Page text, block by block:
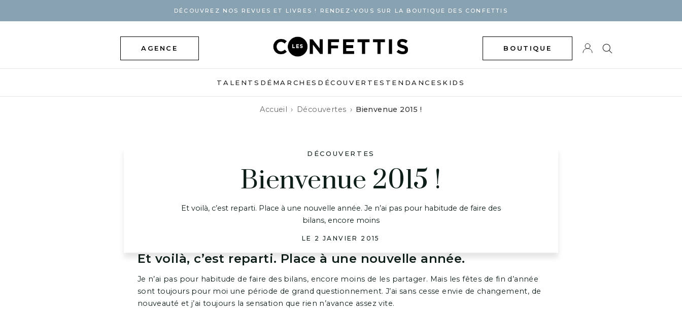
DÉCOUVREZ NOS REVUES ET LIVRES ! RENDEZ-VOUS SUR LA BOUTIQUE DES CONFETTIS
AGENCE BOUTIQUE
TALENTS DÉMARCHES DÉCOUVERTES TENDANCES KIDS
Accueil Découvertes Bienvenue 2015 !
DÉCOUVERTES
Bienvenue 2015 !
Et voilà, c’est reparti. Place à une nouvelle année. Je n’ai pas pour habitude de faire des
bilans, encore moins
LE 2 JANVIER 2015
Et voilà, c’est reparti. Place à une nouvelle année.
Je n’ai pas pour habitude de faire des bilans, encore moins de les partager. Mais les fêtes de fin d’année
sont toujours pour moi une période de grand questionnement. J’ai sans cesse envie de changement, de
nouveauté et j’ai toujours la sensation que rien n’avance assez vite.